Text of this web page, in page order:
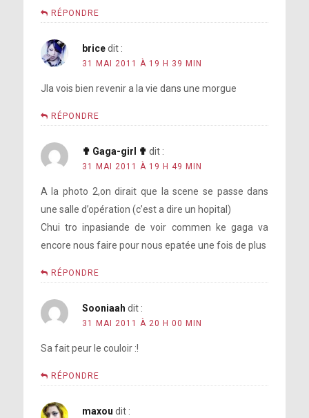
RÉPONDRE
brice dit :
31 MAI 2011 À 19 H 39 MIN
Jla vois bien revenir a la vie dans une morgue
RÉPONDRE
✟ Gaga-girl ✟ dit :
31 MAI 2011 À 19 H 49 MIN
A la photo 2,on dirait que la scene se passe dans
une salle d’opération (c’est a dire un hopital)
Chui tro inpasiande de voir commen ke gaga va
encore nous faire pour nous epatée une fois de plus
RÉPONDRE
Sooniaah dit :
31 MAI 2011 À 20 H 00 MIN
Sa fait peur le couloir :!
RÉPONDRE
maxou dit :